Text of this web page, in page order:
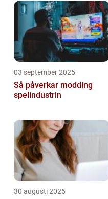
03 september 2025
Så påverkar modding
spelindustrin
30 augusti 2025